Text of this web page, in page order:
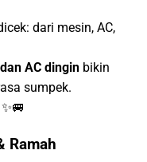
dari mesin, AC,
AC dingin bikin
sumpek.
Ramah